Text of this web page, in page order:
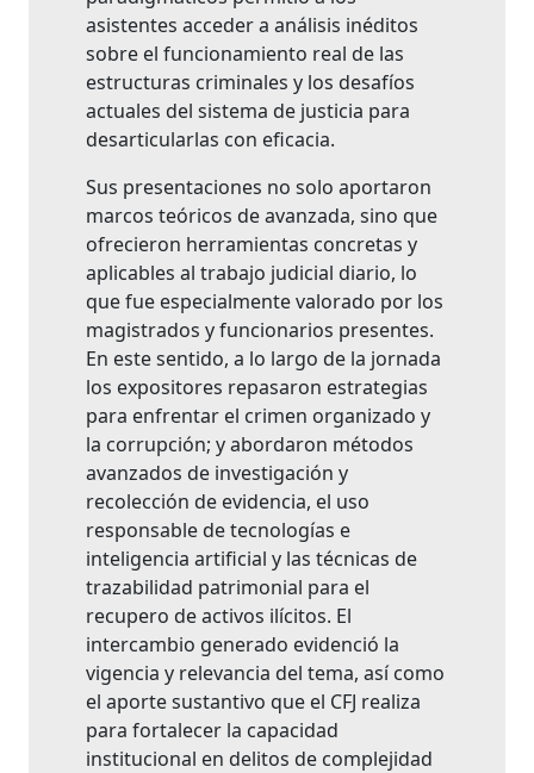
asistentes acceder a análisis inéditos
sobre el funcionamiento real de las
estructuras criminales y los desafíos
actuales del sistema de justicia para
desarticularlas con eficacia.
Sus presentaciones no solo aportaron
marcos teóricos de avanzada, sino que
ofrecieron herramientas concretas y
aplicables al trabajo judicial diario, lo
que fue especialmente valorado por los
magistrados y funcionarios presentes.
En este sentido, a lo largo de la jornada
los expositores repasaron estrategias
para enfrentar el crimen organizado y
la corrupción; y abordaron métodos
avanzados de investigación y
recolección de evidencia, el uso
responsable de tecnologías e
inteligencia artificial y las técnicas de
trazabilidad patrimonial para el
recupero de activos ilícitos. El
intercambio generado evidenció la
vigencia y relevancia del tema, así como
el aporte sustantivo que el CFJ realiza
para fortalecer la capacidad
institucional en delitos de complejidad